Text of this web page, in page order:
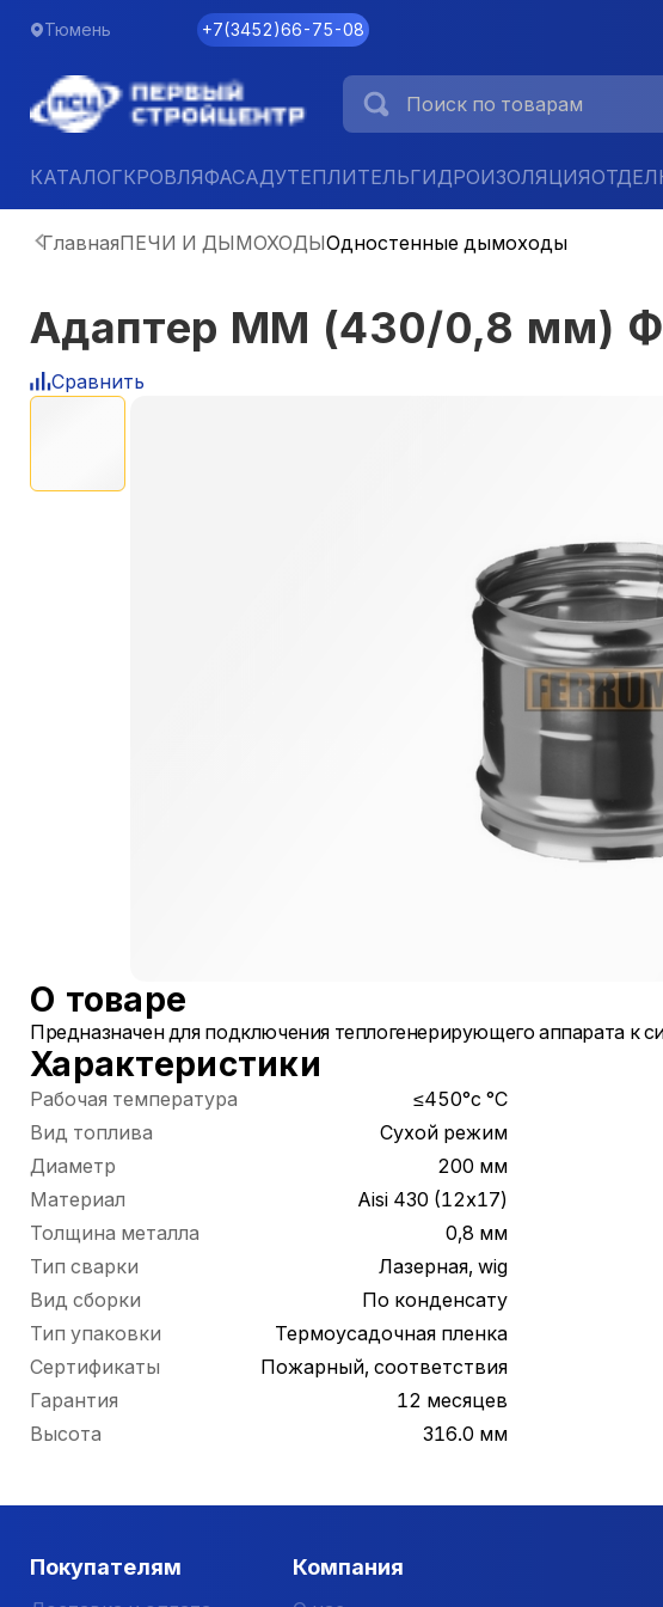
Тюмень +7(3452)66-75-08
КАТАЛОГКРОВЛЯФАСАДУТЕПЛИТЕЛЬГИДРОИЗОЛЯЦИЯ
ГлавнаяПЕЧИ И ДЫМОХОДЫОдностенные дымоходы
Адаптер ММ (430/0,8 мм)
Сравнить
О товаре
Предназначен для подключения теплогенерирующего аппарата к
Характеристики
Рабочая температура
≤450°c °С
Вид топлива
Сухой режим
Диаметр
200 мм
Материал
Aisi 430 (12х17)
Толщина металла
0,8 мм
Тип сварки
Лазерная, wig
Вид сборки
По конденсату
Тип упаковки
Термоусадочная пленка
Сертификаты
Пожарный, соответствия
Гарантия
12 месяцев
Высота
316.0 мм
Покупателям Компания